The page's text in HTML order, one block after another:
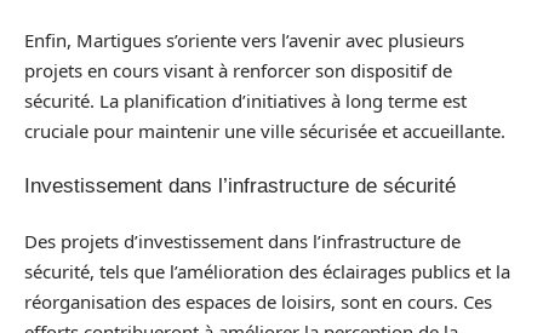
Enfin, Martigues s’oriente vers l’avenir avec plusieurs
projets en cours visant à renforcer son dispositif de
sécurité. La planification d’initiatives à long terme est
cruciale pour maintenir une ville sécurisée et accueillante.
Investissement dans l’infrastructure de sécurité
Des projets d’investissement dans l’infrastructure de
sécurité, tels que l’amélioration des éclairages publics et la
réorganisation des espaces de loisirs, sont en cours. Ces